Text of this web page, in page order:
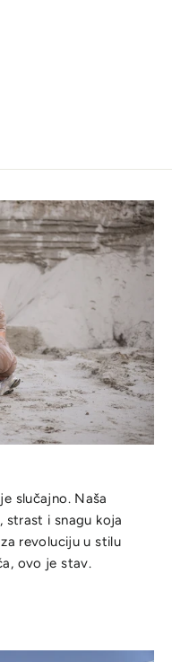
slučajno. Naša
strast i snagu koja
revoluciju u stilu
ovo je stav.